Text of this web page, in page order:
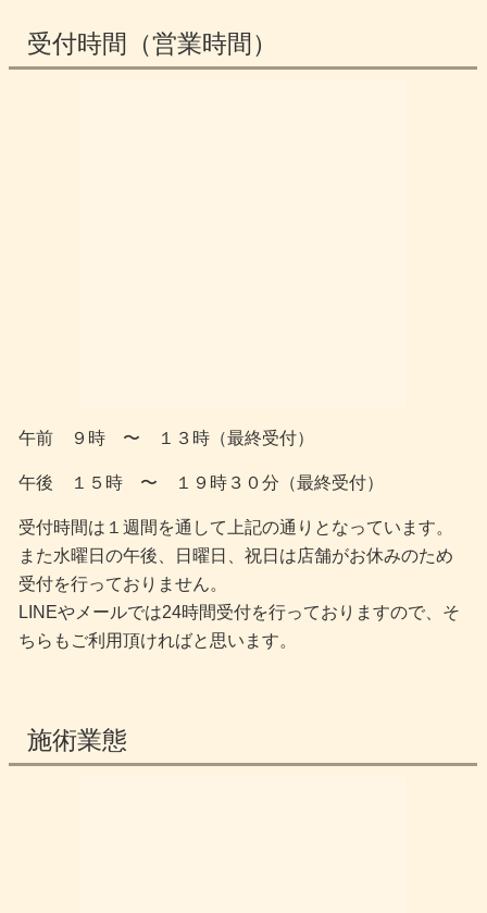
受付時間（営業時間）
午前 ９時 〜 １３時（最終受付）
午後 １５時 〜 １９時３０分（最終受付）
受付時間は１週間を通して上記の通りとなっています。
また水曜日の午後、日曜日、祝日は店舗がお休みのため
受付を行っておりません。
LINEやメールでは24時間受付を行っておりますので、そ
ちらもご利用頂ければと思います。
施術業態